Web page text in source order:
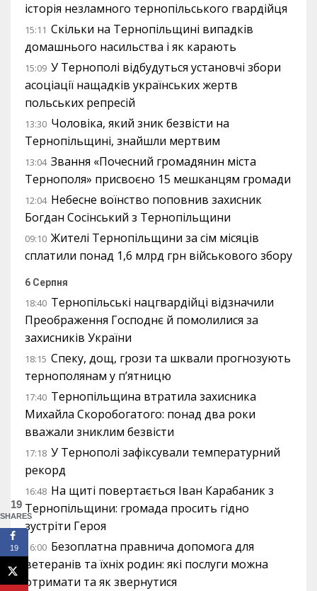
історія незламного тернопільського гвардійця
15:11 Скільки на Тернопільщині випадків
домашнього насильства і як карають
15:09 У Тернополі відбудуться установчі збори
асоціації нащадків українських жертв
польських репресій
13:30 Чоловіка, який зник безвісти на
Тернопільщині, знайшли мертвим
13:04 Звання «Почесний громадянин міста
Тернополя» присвоєно 15 мешканцям громади
12:04 Небесне воїнство поповнив захисник
Богдан Сосінський з Тернопільщини
09:10 Жителі Тернопільщини за сім місяців
сплатили понад 1,6 млрд грн військового збору
6 Серпня
18:40 Тернопільські нацгвардійці відзначили
Преображення Господнє й помолилися за
захисників України
18:15 Спеку, дощ, грози та шквали прогнозують
тернополянам у п’ятницю
17:40 Тернопільщина втратила захисника
Михайла Скоробогатого: понад два роки
вважали зниклим безвісти
17:18 У Тернополі зафіксували температурний
рекорд
16:48 На щиті повертається Іван Карабаник з
Тернопільщини: громада просить гідно
зустріти Героя
16:00 Безоплатна правнича допомога для
ветеранів та їхніх родин: які послуги можна
отримати та як звернутися
19
SHARES
19